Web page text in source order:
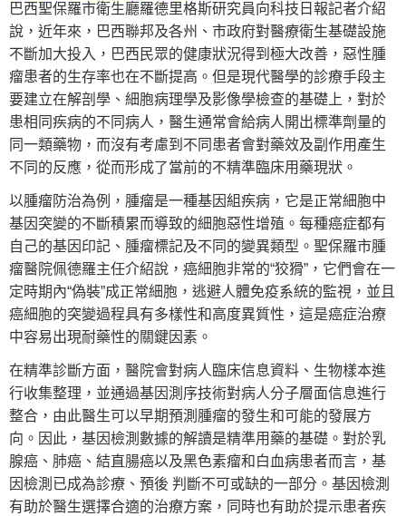
巴西聖保羅市衛生廳羅德里格斯研究員向科技日報記者介紹
說，近年來，巴西聯邦及各州、市政府對醫療衛生基礎設施
不斷加大投入，巴西民眾的健康狀況得到極大改善，惡性腫
瘤患者的生存率也在不斷提高。但是現代醫學的診療手段主
要建立在解剖學、細胞病理學及影像學檢查的基礎上，對於
患相同疾病的不同病人，醫生通常會給病人開出標準劑量的
同一類藥物，而沒有考慮到不同患者會對藥效及副作用產生
不同的反應，從而形成了當前的不精準臨床用藥現狀。
以腫瘤防治為例，腫瘤是一種基因組疾病，它是正常細胞中
基因突變的不斷積累而導致的細胞惡性增殖。每種癌症都有
自己的基因印記、腫瘤標記及不同的變異類型。聖保羅市腫
瘤醫院佩德羅主任介紹說，癌細胞非常的“狡猾”，它們會在一
定時期內“偽裝”成正常細胞，逃避人體免疫系統的監視，並且
癌細胞的突變過程具有多樣性和高度異質性，這是癌症治療
中容易出現耐藥性的關鍵因素。
在精準診斷方面，醫院會對病人臨床信息資料、生物樣本進
行收集整理，並通過基因測序技術對病人分子層面信息進行
整合，由此醫生可以早期預測腫瘤的發生和可能的發展方
向。因此，基因檢測數據的解讀是精準用藥的基礎。對於乳
腺癌、肺癌、結直腸癌以及黑色素瘤和白血病患者而言，基
因檢測已成為診療、預後 ​​判斷不可或缺的一部分。基因檢測
有助於醫生選擇合適的治療方案，同時也有助於提示患者疾